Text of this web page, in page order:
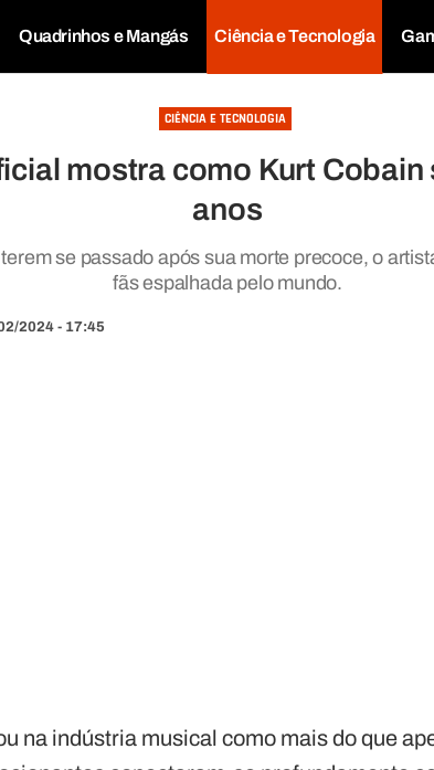
Quadrinhos e Mangás Ciência e Tecnologia
CIÊNCIA E TECNOLOGIA
mostra como Kurt Cobain
anos
se passado após sua morte precoce, o
fãs espalhada pelo mundo.
2024 - 17:45
na indústria musical como mais do que